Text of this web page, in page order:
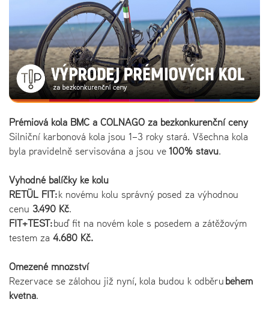
Prémiová kola BMC a COLNAGO za bezkonkurenční ceny
Silniční karbonová kola jsou 1–3 roky stará. Všechna kola
byla pravidelně servisována a jsou ve100% stavu.
Vyhodné balíčky ke kolu
RETÜL FIT:k novému kolu správný posed za výhodnou
cenu 3.490 Kč.
FIT+TEST:buď fit na novém kole s posedem a zátěžovým
testem za 4.680 Kč.
Omezené množství
Rezervace se zálohou již nyní, kola budou k odběruběhem
května.